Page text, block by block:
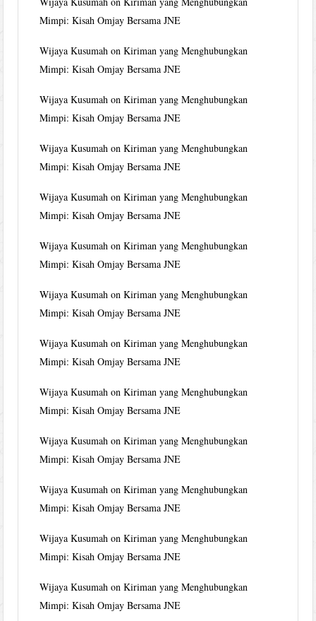
Mimpi: Kisah Omjay Bersama JNE
Wijaya Kusumah onKiriman yang Menghubungkan
Mimpi: Kisah Omjay Bersama JNE
Wijaya Kusumah onKiriman yang Menghubungkan
Mimpi: Kisah Omjay Bersama JNE
Wijaya Kusumah onKiriman yang Menghubungkan
Mimpi: Kisah Omjay Bersama JNE
Wijaya Kusumah onKiriman yang Menghubungkan
Mimpi: Kisah Omjay Bersama JNE
Wijaya Kusumah onKiriman yang Menghubungkan
Mimpi: Kisah Omjay Bersama JNE
Wijaya Kusumah onKiriman yang Menghubungkan
Mimpi: Kisah Omjay Bersama JNE
Wijaya Kusumah onKiriman yang Menghubungkan
Mimpi: Kisah Omjay Bersama JNE
Wijaya Kusumah onKiriman yang Menghubungkan
Mimpi: Kisah Omjay Bersama JNE
Wijaya Kusumah onKiriman yang Menghubungkan
Mimpi: Kisah Omjay Bersama JNE
Wijaya Kusumah onKiriman yang Menghubungkan
Mimpi: Kisah Omjay Bersama JNE
Wijaya Kusumah onKiriman yang Menghubungkan
Mimpi: Kisah Omjay Bersama JNE
Wijaya Kusumah onKiriman yang Menghubungkan
Mimpi: Kisah Omjay Bersama JNE